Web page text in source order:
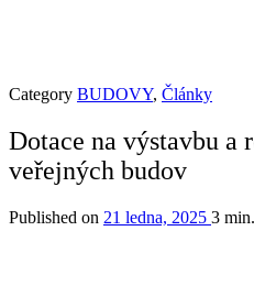
Category BUDOVY, Články
Dotace na výstavbu a
veřejných budov
Published on 21 ledna, 2025 3